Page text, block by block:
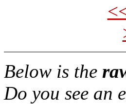
Below is the
Do you see an